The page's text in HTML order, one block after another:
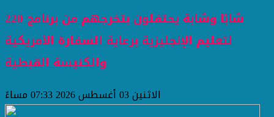
220 شابًا وشابة يحتفلون بتخرجهم من برنامج
لتعليم الإنجليزية برعاية السفارة الأمريكية
والكنيسة القبطية
الاثنين 03 أغسطس 2026 07:33 مساءً